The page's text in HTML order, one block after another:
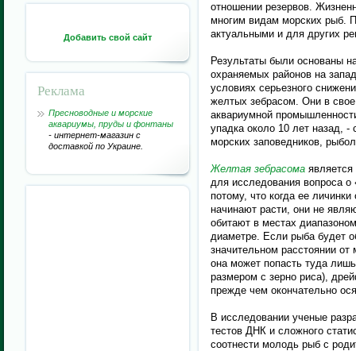
Добавить свой сайт
Реклама
Пресноводные и морские
аквариумы, пруды и фонтаны
- интернет-магазин с
доставкой по Украине.
отношении резервов.
многим видам морских рыб.
актуальными и для других
Результаты были основаны
охраняемых районов на
условиях серьезного
желтых зебрасом. Они в
аквариумной
упадка около 10 лет назад, -
морских заповедников,
Желтая зебрасома
для исследования вопроса о
потому, что когда ее
начинают расти, они не
обитают в местах
диаметре. Если рыба будет
значительном расстоянии
она может попасть туда
размером с зерно риса),
прежде чем окончательно
В исследовании ученые
тестов ДНК и сложного
соотнести молодь рыб с